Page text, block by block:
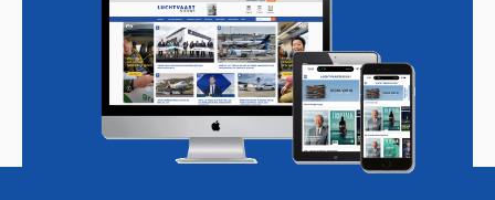
Magazine Podcasts Vacatures